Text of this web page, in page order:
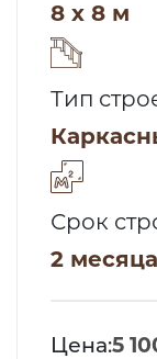
8 x 8 м
Тип
Срок
2 месяца
Цена:5